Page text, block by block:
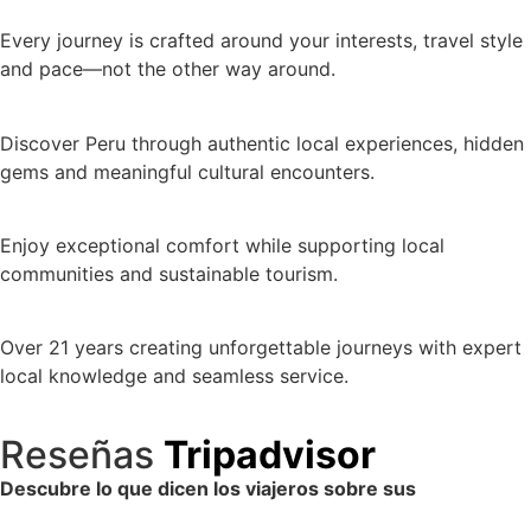
Every journey is crafted around your interests, travel style
and pace—not the other way around.
Discover Peru through authentic local experiences, hidden
gems and meaningful cultural encounters.
Enjoy exceptional comfort while supporting local
communities and sustainable tourism.
Over 21 years creating unforgettable journeys with expert
local knowledge and seamless service.
Reseñas Tripadvisor
Descubre lo que dicen los viajeros sobre sus